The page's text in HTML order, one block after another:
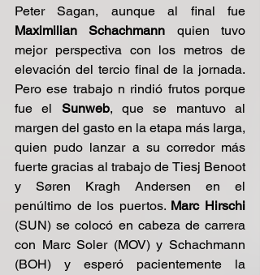
Maximilian Schachmann quien tuvo
mejor perspectiva con los metros de
elevación del tercio final de la jornada.
Pero ese trabajo n rindió frutos porque
fue el Sunweb, que se mantuvo al
margen del gasto en la etapa más larga,
quien pudo lanzar a su corredor más
fuerte gracias al trabajo de Tiesj Benoot
y Søren Kragh Andersen en el
penúltimo de los puertos. Marc Hirschi
(SUN) se colocó en cabeza de carrera
con Marc Soler (MOV) y Schachmann
(BOH) y esperó pacientemente la